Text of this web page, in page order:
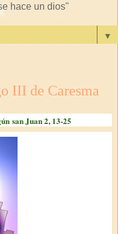
hace un dios"
▼
III de Caresma
san Juan 2, 13-25